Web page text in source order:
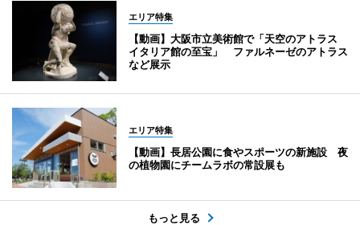
エリア特集
【動画】大阪市立美術館で「天空のアトラス
イタリア館の至宝」 ファルネーゼのアトラス
など展示
エリア特集
【動画】長居公園に食やスポーツの新施設 夜
の植物園にチームラボの常設展も
もっと見る